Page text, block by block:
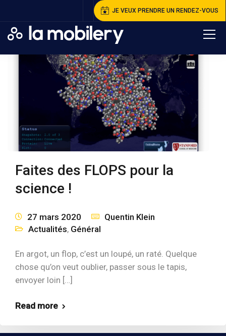
JE VEUX PRENDRE UN RENDEZ-VOUS
Faites des FLOPS pour la
science !
27 mars 2020
Quentin Klein
Actualités, Général
En argot, un flop, c’est un loupé, un raté. Quelque
chose qu’on veut oublier, passer sous le tapis,
envoyer loin […]
Read more